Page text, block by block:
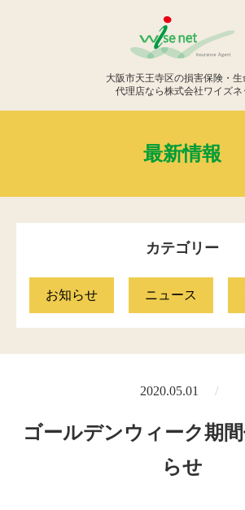
大阪市天王寺区の損害保険・生
代理店なら株式会社ワイズネ
最新情報
カテゴリー
お知らせ ニュース
2020.05.01
ゴールデンウィーク期
らせ